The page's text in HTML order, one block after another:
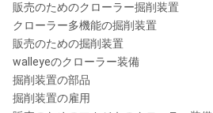
販売のためのクローラー掘削装置
クローラー多機能の掘削装置
販売のための掘削装置
walleyeのクローラー装備
掘削装置の部品
掘削装置の雇用